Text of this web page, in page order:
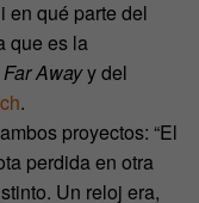
en qué parte del
que es la
Awayy del
.
proyectos: “El
perdida en otra
Un reloj era,